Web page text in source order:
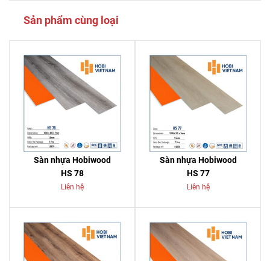
Sản phẩm cùng loại
Sàn nhựa Hobiwood
HS 78
Liên hệ
Sàn nhựa Hobiwood
HS 77
Liên hệ